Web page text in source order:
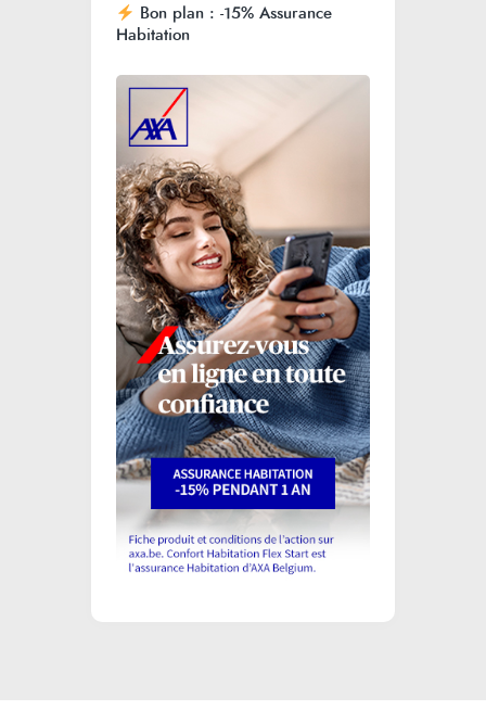
Bon plan : -15% Assurance
Habitation